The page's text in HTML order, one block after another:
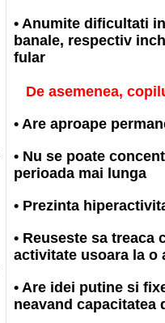
• Anumite dificultati
banale, respectiv
fular
De asemenea,
• Are aproape
• Nu se poate
perioada mai lunga
• Prezinta
• Reuseste sa treaca
activitate usoara la o
• Are idei putine si
neavand capacitatea